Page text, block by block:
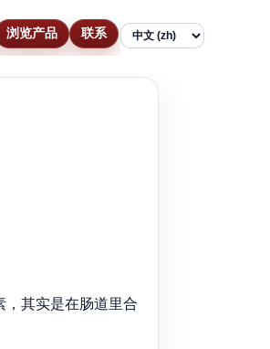
浏览产品
联系
Language
其实是在肠道里合